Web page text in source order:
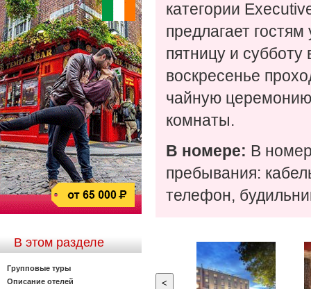
В этом разделе
Групповые туры
Описание отелей
категории
предлагает
пятницу и
воскресенье
чайную
комнаты.
В номере: В
пребывания:
телефон,
<